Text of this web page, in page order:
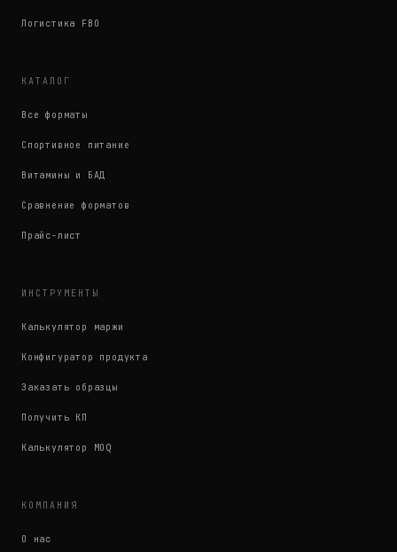
Логистика FBO
КАТАЛОГ
Все форматы
Спортивное питание
Витамины и БАД
Сравнение форматов
Прайс-лист
ИНСТРУМЕНТЫ
Калькулятор маржи
Конфигуратор продукта
Заказать образцы
Получить КП
Калькулятор MOQ
КОМПАНИЯ
О нас